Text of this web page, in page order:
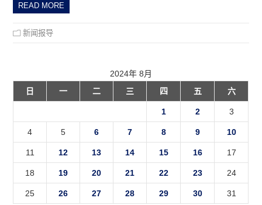
READ MORE
新闻报导
2024年 8月
日
一 二 三 四 五 六
1 2 3
4 5 6 7 8 9 10
11 12 13 14 15 16 17
18 19 20 21 22 23 24
25 26 27 28 29 30
31